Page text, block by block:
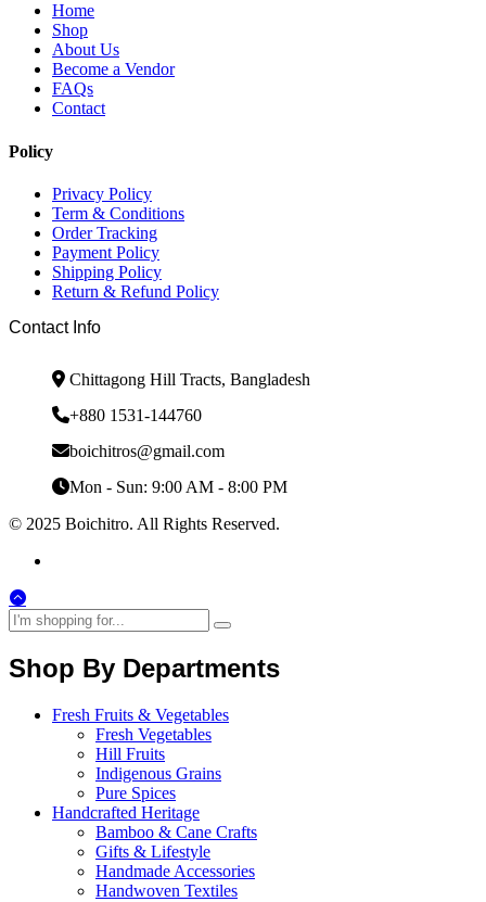
Home
Shop
About Us
Become a Vendor
FAQs
Contact
Policy
Privacy Policy
Term & Conditions
Order Tracking
Payment Policy
Shipping Policy
Return & Refund Policy
Contact Info
Chittagong Hill Tracts, Bangladesh
+880 1531-144760
boichitros@gmail.com
Mon - Sun: 9:00 AM - 8:00 PM
© 2025 Boichitro. All Rights Reserved.
Shop By Departments
Fresh Fruits & Vegetables
Fresh Vegetables
Hill Fruits
Indigenous Grains
Pure Spices
Handcrafted Heritage
Bamboo & Cane Crafts
Gifts & Lifestyle
Handmade Accessories
Handwoven Textiles